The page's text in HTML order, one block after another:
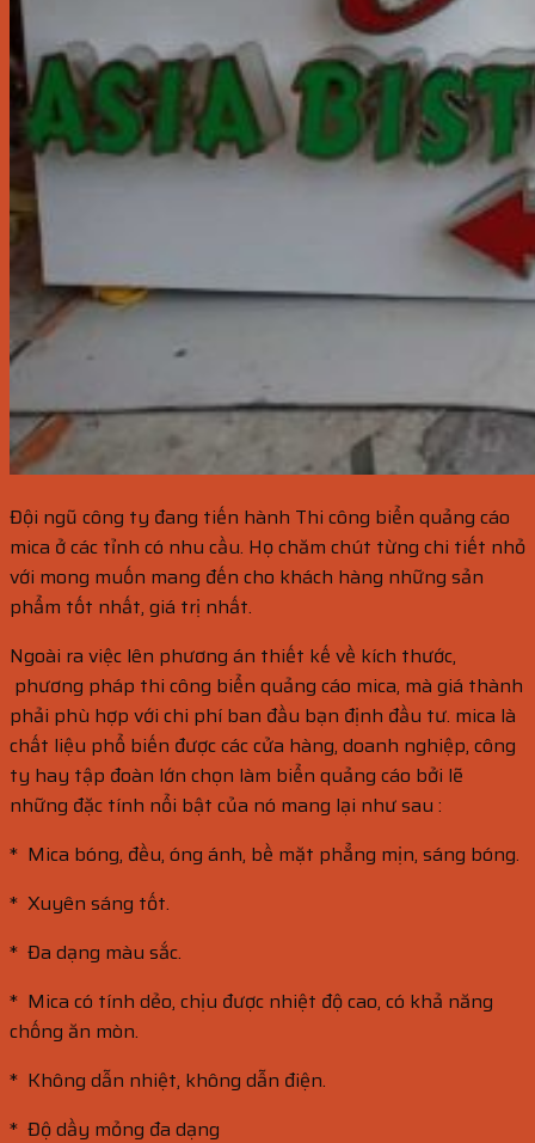
Đội ngũ công ty đang tiến hành Thi công biển quảng cáo
mica ở các tỉnh có nhu cầu. Họ chăm chút từng chi tiết nhỏ
với mong muốn mang đến cho khách hàng những sản
phẩm tốt nhất, giá trị nhất.
Ngoài ra việc lên phương án thiết kế về kích thước,
phương pháp thi công biển quảng cáo mica, mà giá thành
phải phù hợp với chi phí ban đầu bạn định đầu tư. mica là
chất liệu phổ biến được các cửa hàng, doanh nghiệp, công
ty hay tập đoàn lớn chọn làm biển quảng cáo bởi lẽ
những đặc tính nổi bật của nó mang lại như sau :
* Mica bóng, đều, óng ánh, bề mặt phẳng mịn, sáng bóng.
* Xuyên sáng tốt.
* Đa dạng màu sắc.
* Mica có tính dẻo, chịu được nhiệt độ cao, có khả năng
chống ăn mòn.
* Không dẫn nhiệt, không dẫn điện.
* Độ dầy mỏng đa dạng